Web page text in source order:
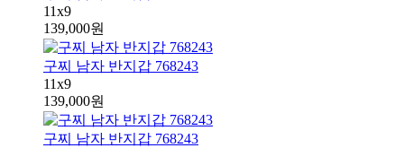
11x9
139,000원
구찌 남자 반지갑 768243
11x9
139,000원
구찌 남자 반지갑 768243